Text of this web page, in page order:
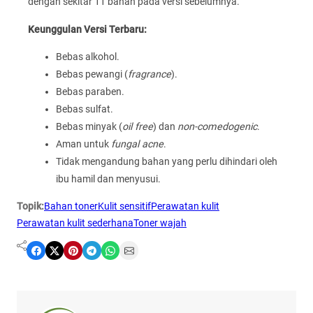
Keunggulan Versi Terbaru:
Bebas alkohol.
Bebas pewangi (fragrance).
Bebas paraben.
Bebas sulfat.
Bebas minyak (oil free) dan non-comedogenic.
Aman untuk fungal acne.
Tidak mengandung bahan yang perlu dihindari oleh
ibu hamil dan menyusui.
Topik:Bahan tonerKulit sensitifPerawatan kulit
Perawatan kulit sederhanaToner wajah
Share on Facebook Share on X Share on Pinterest Share on Telegram Share on WhatsApp Share on Email